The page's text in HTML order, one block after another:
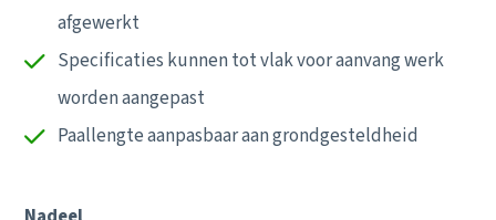
afgewerkt
Specificaties kunnen tot vlak voor aanvang werk
worden aangepast
Paallengte aanpasbaar aan grondgesteldheid